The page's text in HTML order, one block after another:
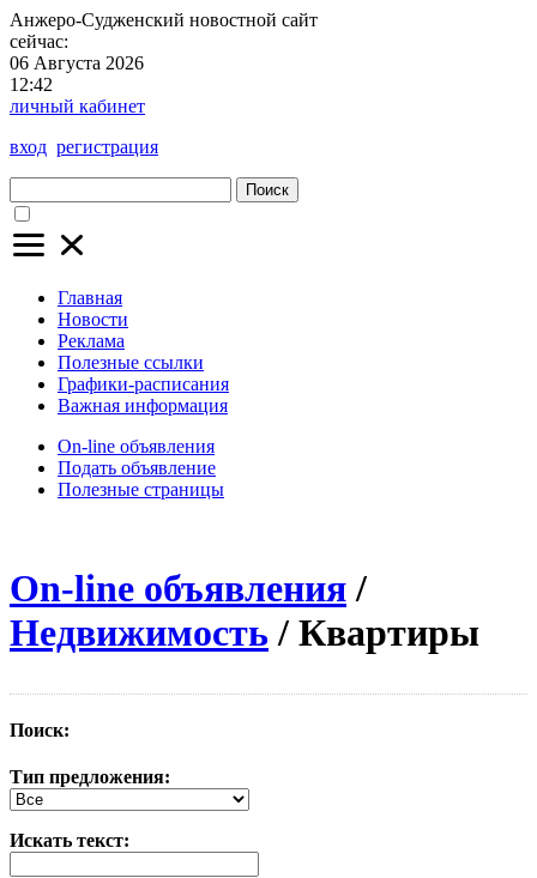
Анжеро-Судженский новостной сайт
сейчас:
06 Августа 2026
12:42
личный кабинет
вход регистрация
Поиск
Главная
Новости
Реклама
Полезные ссылки
Графики-расписания
Важная информация
On-line объявления
Подать объявление
Полезные страницы
On-line объявления/
Недвижимость/ Квартиры
Поиск:
Тип предложения:
Искать текст: